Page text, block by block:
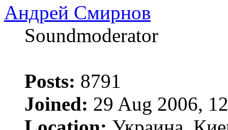
Андрей Смирнов
Soundmoderator
Posts: 8791
Joined: 29 Aug 2006,